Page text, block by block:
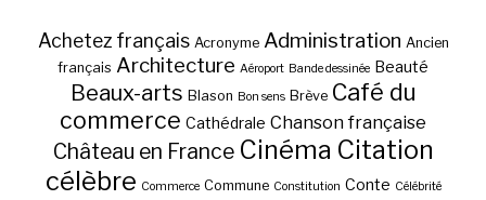
Achetez français Acronyme Administration Ancien
français Architecture Aéroport Bande dessinée Beauté
Beaux-arts Blason Bon sens Brève Café du
commerce Cathédrale Chanson française
Château en France Cinéma Citation
célèbre Commerce Commune Constitution Conte Célébrité